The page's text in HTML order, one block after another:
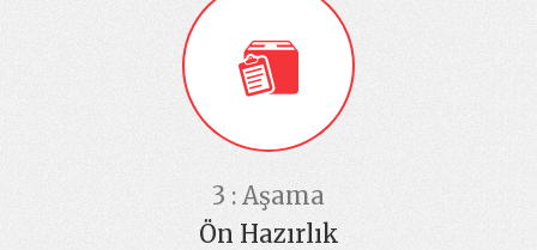
3 : Aşama
Ön Hazırlık